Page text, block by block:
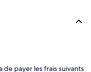
de payer les frais suivants